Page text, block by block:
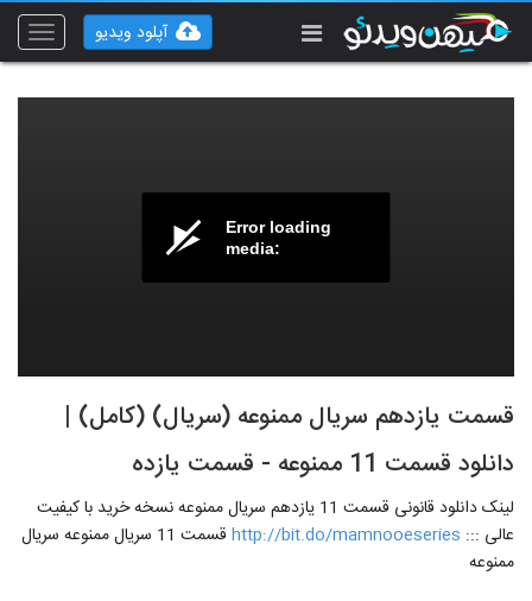
Toggle
آپلود ویدیو
Error loading
media:
قسمت یازدهم سریال ممنوعه (سریال) (کامل) |
دانلود قسمت 11 ممنوعه - قسمت یازده
لینک دانلود قانونی قسمت 11 یازدهم سریال ممنوعه نسخه خرید با کیفیت
عالی ::: http://bit.do/mamnooeseries
قسمت 11 سریال ممنوعه سریال
ممنوعه